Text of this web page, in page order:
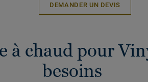
DEMANDER UN DEVIS
à chaud pour
besoins